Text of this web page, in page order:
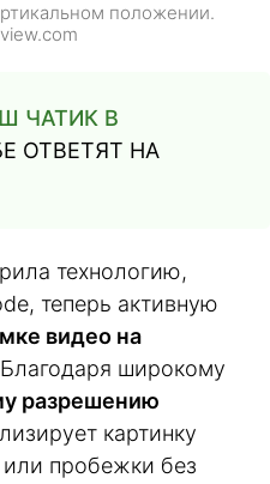
положении.
ЧАТИК В
ОТВЕТЯТ НА
технологию,
теперь активную
видео на
широкому
разрешению
картинку
пробежки без